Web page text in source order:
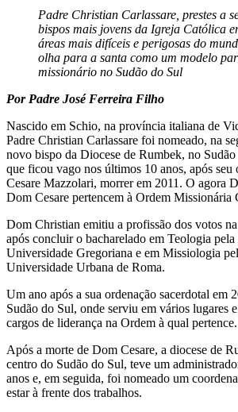
Padre Christian Carlassare, prestes a
bispos mais jovens da Igreja Católica
áreas mais difíceis e perigosas do
olha para a santa como um modelo
missionário no Sudão do Sul
Por Padre José Ferreira Filho
Nascido em Schio, na província italiana de
Padre Christian Carlassare foi nomeado, na
novo bispo da Diocese de Rumbek, no
que ficou vago nos últimos 10 anos, após seu
Cesare Mazzolari, morrer em 2011. O agora
Dom Cesare pertencem à Ordem Missionária
Dom Christian emitiu a profissão dos votos
após concluir o bacharelado em Teologia
Universidade Gregoriana e em Missiologia
Universidade Urbana de Roma.
Um ano após a sua ordenação sacerdotal em
Sudão do Sul, onde serviu em vários lugares
cargos de liderança na Ordem à qual pertence.
Após a morte de Dom Cesare, a diocese de
centro do Sudão do Sul, teve um
anos e, em seguida, foi nomeado um
estar à frente dos trabalhos.